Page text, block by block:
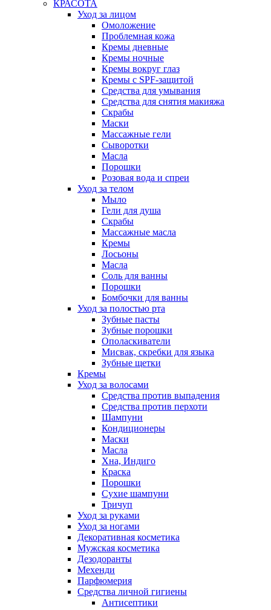
КРАСОТА
Уход за лицом
Омоложение
Проблемная кожа
Кремы дневные
Кремы ночные
Кремы вокруг глаз
Кремы с SPF-защитой
Средства для умывания
Средства для снятия макияжа
Скрабы
Маски
Массажные гели
Сыворотки
Масла
Порошки
Розовая вода и спреи
Уход за телом
Мыло
Гели для душа
Скрабы
Массажные масла
Кремы
Лосьоны
Масла
Соль для ванны
Порошки
Бомбочки для ванны
Уход за полостью рта
Зубные пасты
Зубные порошки
Ополаскиватели
Мисвак, скребки для языка
Зубные щетки
Кремы
Уход за волосами
Средства против выпадения
Средства против перхоти
Шампуни
Кондиционеры
Маски
Масла
Хна, Индиго
Краска
Порошки
Сухие шампуни
Тричуп
Уход за руками
Уход за ногами
Декоративная косметика
Мужская косметика
Дезодоранты
Мехенди
Парфюмерия
Средства личной гигиены
Антисептики